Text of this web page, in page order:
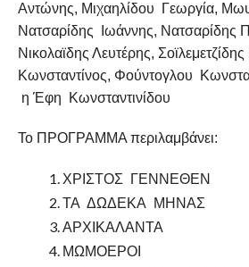
Αντώνης, Μιχαηλίδου Γεωργία,
Νατσαρίδης Ιωάννης, Νατσαρίδης
Νικολαϊδης Λευτέρης,
Κωνσταντίνος, Φούντογλου
η Έφη Κωνσταντινίδου
Το ΠΡΟΓΡΑΜΜΑ περιλαμβάνει:
ΧΡΙΣΤΟΣ ΓΕΝΝΕΘΕΝ
ΤΑ ΔΩΔΕΚΑ ΜΗΝΑΣ
ΑΡΧΙΚΑΛΑΝΤΑ
ΜΩΜΟΕΡΟΙ